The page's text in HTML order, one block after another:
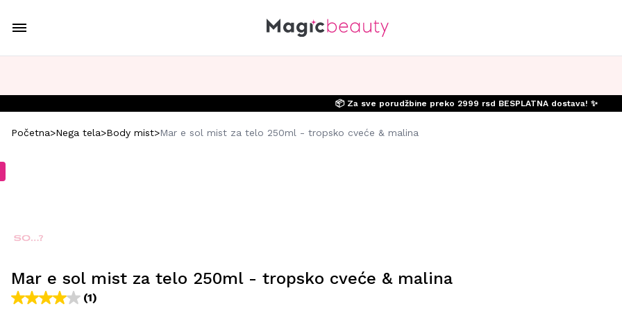
📦 Za sve porudžbine preko 2999 rsd BESPLATNA dostava! ✨
Početna>Nega tela>Body mist>Mar e sol mist za telo 250ml - tropsko cveće & malina
Mar e sol mist za telo 250ml - tropsko cveće & malina
(1)